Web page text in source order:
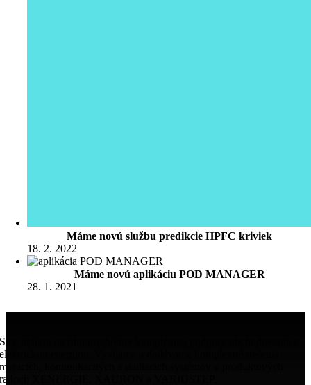
Máme novú službu predikcie HPFC kriviek
18. 2. 2022
Máme novú aplikáciu POD MANAGER
28. 1. 2021
Sme aktívni na trhu produktov komplexnej podpory obchodovania s
elektrickou energiou. Vyvíjame a dodávame komplexné riešenia
meracích, komunikačných a riadiacich systémov v produktových
radoch XENERGIE, XAURON a VARIOSTEP.